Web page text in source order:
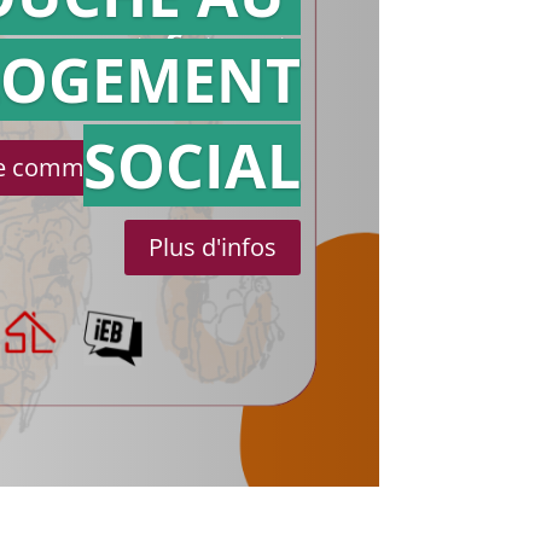
référé
communiqué de presse
SOCIAL
Plus d'infos